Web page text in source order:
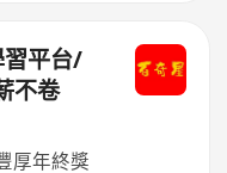
習平台/
不卷
厚年終獎